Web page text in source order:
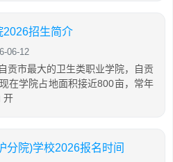
2026招生简介
06-12
贡市最大的卫生类职业学院，自贡
在学院占地面积接近800亩，常年
开
分院)学校2026报名时间